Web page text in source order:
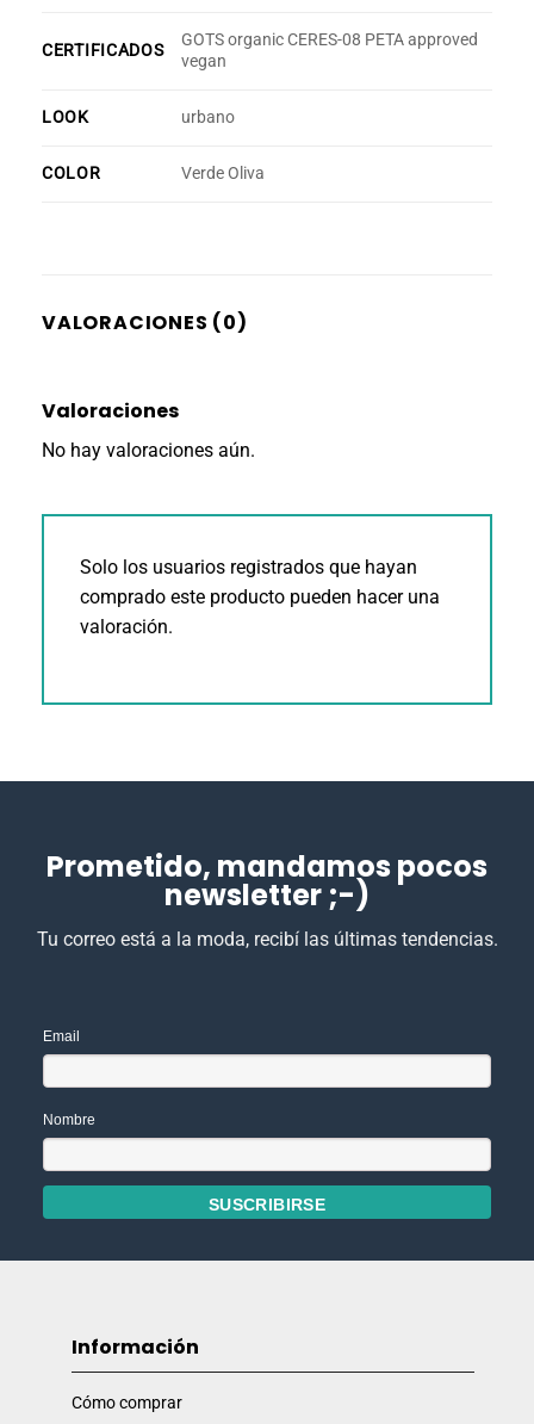
CERTIFICADOS
GOTS organic CERES-08 PETA approved
vegan
LOOK urbano
COLOR Verde Oliva
VALORACIONES (0)
Valoraciones
No hay valoraciones aún.
Solo los usuarios registrados que hayan
comprado este producto pueden hacer una
valoración.
Prometido, mandamos pocos
newsletter ;-)
Tu correo está a la moda, recibí las últimas tendencias.
Email
Nombre
Información
Cómo comprar